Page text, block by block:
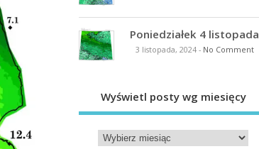
Poniedziałek 4 listopada
3 listopada, 2024- No Comment
Wyświetl posty wg miesięcy